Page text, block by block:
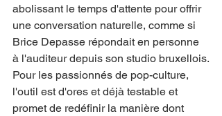
abolissant le temps d'attente pour offrir
une conversation naturelle, comme si
Brice Depasse répondait en personne
à l'auditeur depuis son studio bruxellois.
Pour les passionnés de pop-culture,
l'outil est d'ores et déjà testable et
promet de redéfinir la manière dont